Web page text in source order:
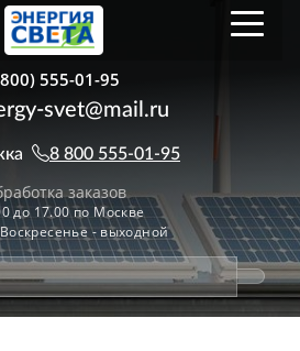
555-01-95
svet@mail.ru
8 800 555-01-95
заказов
до 17.00 по Москве
- выходной